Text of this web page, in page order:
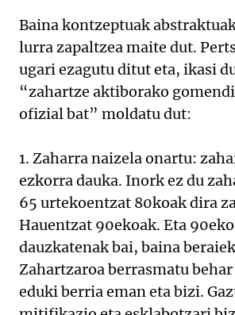
Baina kontzeptuak
lurra zapaltzea maite dut.
ugari ezagutu ditut eta, ikasi
“zahartze aktiborako
ofizial bat” moldatu dut:
1. Zaharra naizela onartu:
ezkorra dauka. Inork ez du
65 urtekoentzat 80koak dira
Hauentzat 90ekoak. Eta
dauzkatenak bai, baina
Zahartzaroa berrasmatu
eduki berria eman eta bizi.